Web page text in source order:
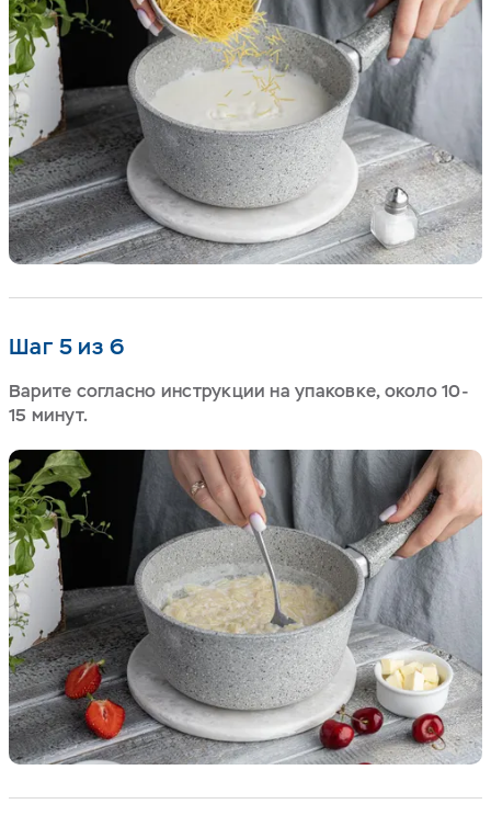
Шаг 5 из 6
Варите согласно инструкции на упаковке, около 10-
15 минут.